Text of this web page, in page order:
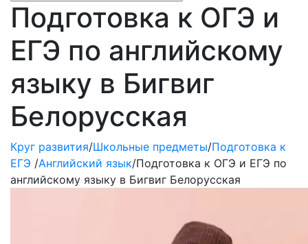
Подготовка к ОГЭ и
ЕГЭ по английскому
языку в Бигвиг
Белорусская
Круг развития/Школьные предметы/Подготовка к
ЕГЭ /Английский язык/Подготовка к ОГЭ и ЕГЭ по
английскому языку в Бигвиг Белорусская